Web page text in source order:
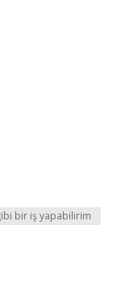
bir iş yapabilirim